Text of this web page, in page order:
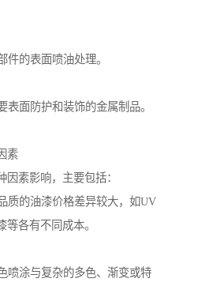
件的表面喷油处理。
表面防护和装饰的金属制品。
素
素影响，主要包括：
质的油漆价格差异较大，如UV
各有不同成本。
喷涂与复杂的多色、渐变或特